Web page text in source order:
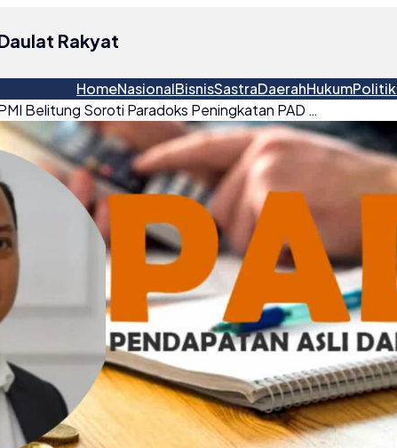
Rakyat
HomeNasionalBisnisSastraDaerahHukumPolitik
HIPMI Belitung Soroti Paradoks Peningkatan PAD di Tengah Penurunan Daya Beli